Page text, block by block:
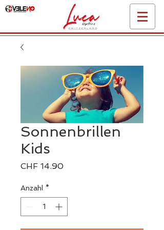
Sonnenbrillen
Kids
CHF 14.90Preis
Anzahl *